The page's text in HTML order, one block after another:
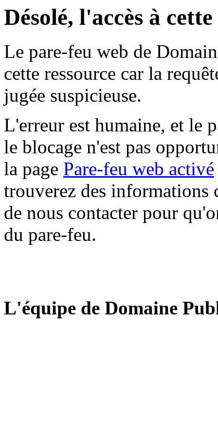
Désolé, l'accès à
Le pare-feu web de
cette ressource car la
jugée suspicieuse.
L'erreur est humaine, et le
le blocage n'est pas
la page Pare-feu web activé
trouverez des informations
de nous contacter pour
du pare-feu.
L'équipe de Domaine